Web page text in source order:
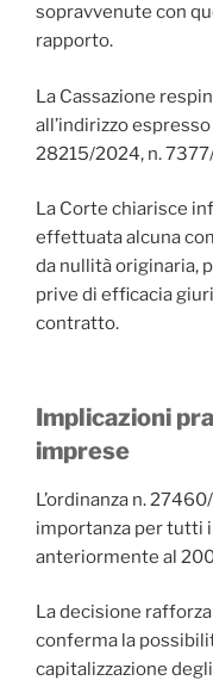
sopravvenute con
rapporto.
La Cassazione
all’indirizzo
28215/2024, n.
La Corte chiarisce
effettuata alcuna
da nullità originaria,
prive di efficacia
contratto.
Implicazioni
imprese
L’ordinanza n.
importanza per tutti
anteriormente al
La decisione
conferma la
capitalizzazione